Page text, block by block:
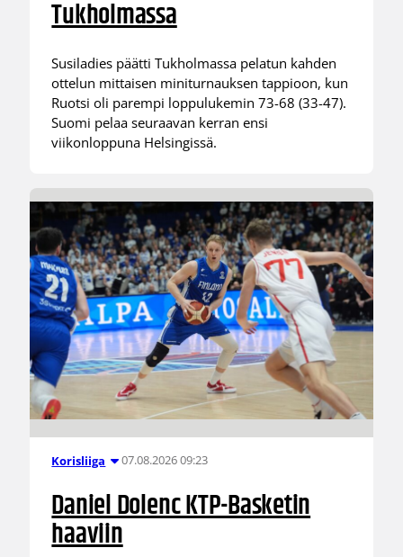
Tukholmassa
Susiladies päätti Tukholmassa pelatun kahden
ottelun mittaisen miniturnauksen tappioon, kun
Ruotsi oli parempi loppulukemin 73-68 (33-47).
Suomi pelaa seuraavan kerran ensi
viikonloppuna Helsingissä.
Korisliiga 07.08.2026 09:23
Daniel Dolenc KTP-Basketin
haaviin